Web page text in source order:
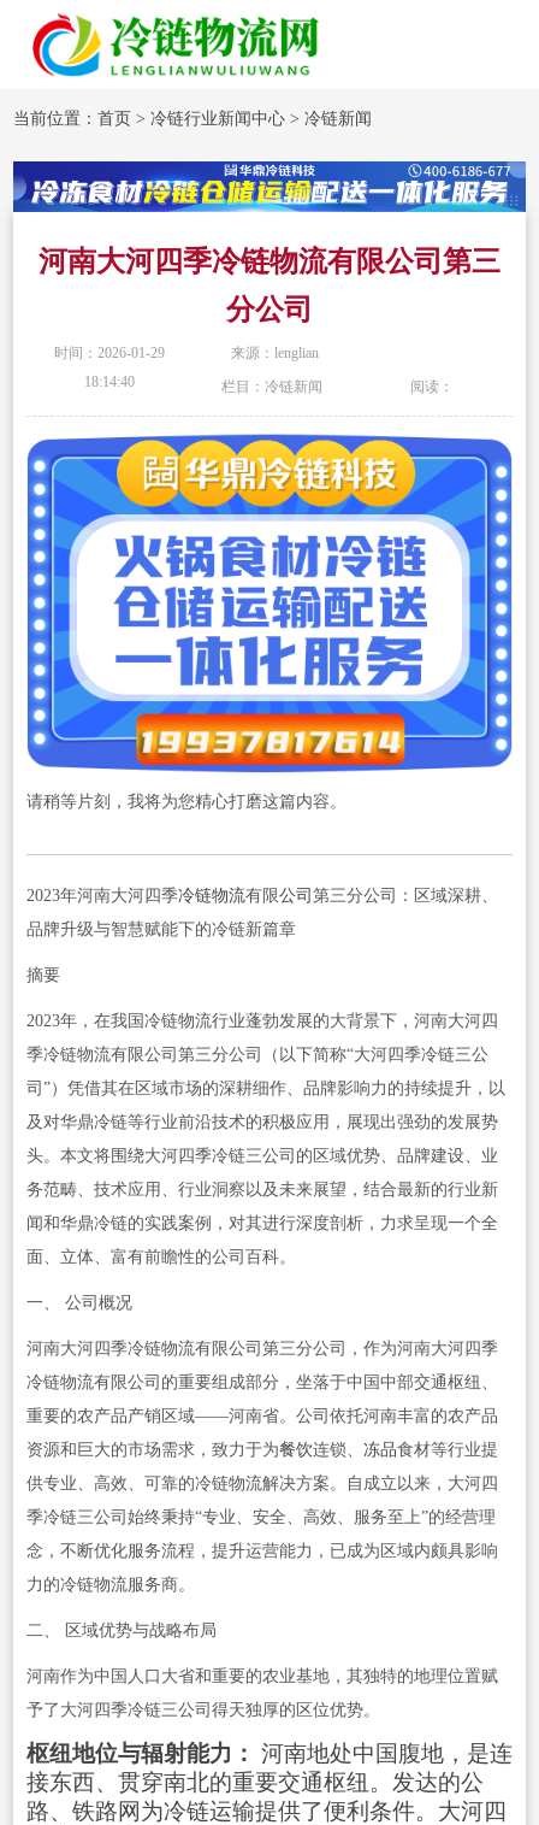
当前位置：首页 >冷链行业新闻中心 >冷链新闻
河南大河四季冷链物流有限公司第三
分公司
时间：2026-01-29
18:14:40
来源：lenglian
栏目：冷链新闻 阅读：
请稍等片刻，我将为您精心打磨这篇内容。
2023年河南大河四季冷链物流有限公司 第三分公司：区域深耕、
品牌升级与智慧赋能下的冷链新篇章
摘要
2023年，在我国冷链物流行业蓬勃发展的大背景下，河南大河四
季冷链物流有限公司第三分公司（以下简称“大河四季冷链三公
司”）凭借其在区域市场的深耕细作、品牌影响力的持续提升，以
及对华鼎冷链等行业前沿技术的积极应用，展现出强劲的发展势
头。本文将围绕大河四季冷链三公司的区域优势、品牌建设、业
务范畴、技术应用、行业洞察以及未来展望，结合最新的行业新
闻和华鼎冷链的实践案例，对其进行深度剖析，力求呈现一个全
面、立体、富有前瞻性的公司百科。
一、 公司概况
河南大河四季冷链物流有限公司第三分公司，作为河南大河四季
冷链物流有限公司的重要组成部分，坐落于中国中部交通枢纽、
重要的农产品产销区域——河南省。公司依托河南丰富的农产品
资源和巨大的市场需求，致力于为餐饮连锁、 冻品食材等行业提
供专业、高效、可靠的冷链物流解决方案。自成立以来，大河四
季冷链三公司始终秉持“专业、安全、高效、服务至上”的经营理
念，不断优化服务流程，提升运营能力，已成为区域内颇具影响
力的冷链物流服务商。
二、 区域优势与战略布局
河南作为中国人口大省和重要的农业基地，其独特的地理位置赋
予了大河四季冷链三公司得天独厚的区位优势。
枢纽地位与辐射能力： 河南地处中国腹地，是连
接东西、贯穿南北的重要交通枢纽。发达的公
路、铁路网为冷链运输提供了便利条件。大河四